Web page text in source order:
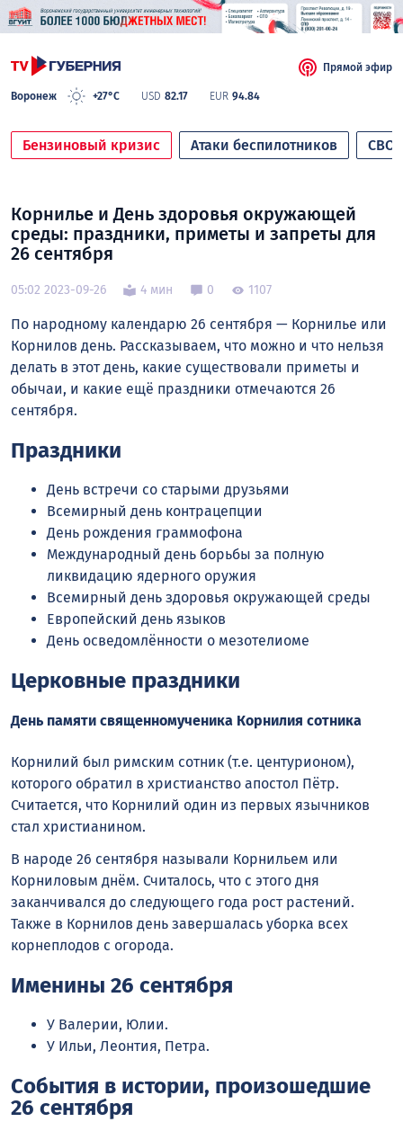
Воронеж +27°C USD 82.17 EUR 94.84
Прямой эфир
Бензиновый кризис Атаки беспилотников СВО
Корнилье и День здоровья окружающей
среды: праздники, приметы и запреты для
26 сентября
05:02 2023-09-26 4 мин 0 1107
По народному календарю 26 сентября — Корнилье или
Корнилов день. Рассказываем, что можно и что нельзя
делать в этот день, какие существовали приметы и
обычаи, и какие ещё праздники отмечаются 26
сентября.
Праздники
День встречи со старыми друзьями
Всемирный день контрацепции
День рождения граммофона
Международный день борьбы за полную
ликвидацию ядерного оружия
Всемирный день здоровья окружающей среды
Европейский день языков
День осведомлённости о мезотелиоме
Церковные праздники
День памяти священномученика Корнилия сотника
Корнилий был римским сотник (т.е. центурионом),
которого обратил в христианство апостол Пётр.
Считается, что Корнилий один из первых язычников
стал христианином.
В народе 26 сентября называли Корнильем или
Корниловым днём. Считалось, что с этого дня
заканчивался до следующего года рост растений.
Также в Корнилов день завершалась уборка всех
корнеплодов с огорода.
Именины 26 сентября
У Валерии, Юлии.
У Ильи, Леонтия, Петра.
События в истории, произошедшие
26 сентября